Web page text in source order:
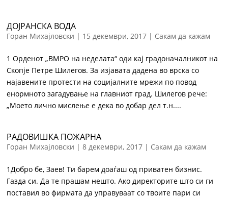
ДОЈРАНСКА ВОДА
Горан Михајловски | 15 декември, 2017 | Сакам да кажам
1 Орденот „ВМРО на неделата“ оди кај градоначалникот на
Скопје Петре Шилегов. За изјавата дадена во врска со
најавените протести на социјалните мрежи по повод
енормното загадување на главниот град. Шилегов рече:
„Моето лично мислење е дека во добар дел т.н....
РАДОВИШКА ПОЖАРНА
Горан Михајловски |8 декември, 2017 | Сакам да кажам
1Добро бе, Заев! Ти барем доаѓаш од приватен бизнис.
Газда си. Да те прашам нешто. Ако директорите што си ги
поставил во фирмата да управуваат со твоите пари си